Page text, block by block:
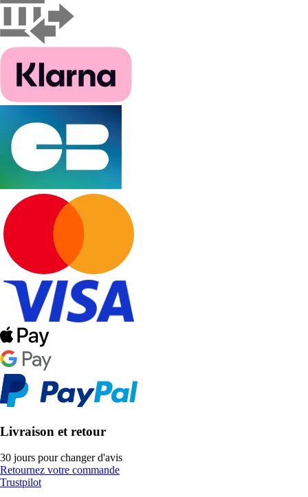
Livraison et retour
30 jours pour changer d'avis
Retournez votre commande
Trustpilot